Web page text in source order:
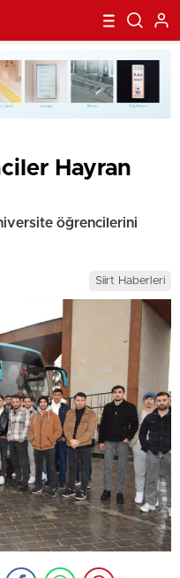
Hayran
öğrencilerini
Siirt Haberleri